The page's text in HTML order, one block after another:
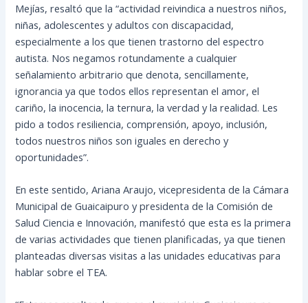
Mejías, resaltó que la “actividad reivindica a nuestros niños,
niñas, adolescentes y adultos con discapacidad,
especialmente a los que tienen trastorno del espectro
autista. Nos negamos rotundamente a cualquier
señalamiento arbitrario que denota, sencillamente,
ignorancia ya que todos ellos representan el amor, el
cariño, la inocencia, la ternura, la verdad y la realidad. Les
pido a todos resiliencia, comprensión, apoyo, inclusión,
todos nuestros niños son iguales en derecho y
oportunidades”.
En este sentido, Ariana Araujo, vicepresidenta de la Cámara
Municipal de Guaicaipuro y presidenta de la Comisión de
Salud Ciencia e Innovación, manifestó que esta es la primera
de varias actividades que tienen planificadas, ya que tienen
planteadas diversas visitas a las unidades educativas para
hablar sobre el TEA.